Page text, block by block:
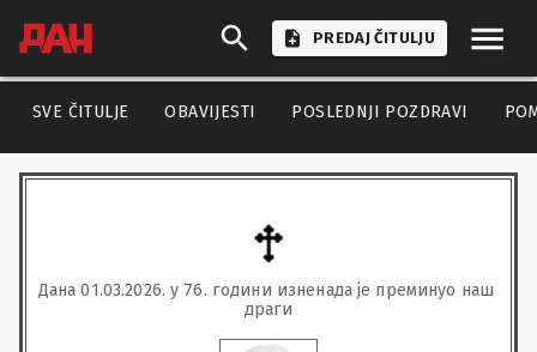
PREDAJ ČITULJU
SVE ČITULJE OBAVIJESTI POSLEDNJI POZDRAVI
Дана 01.03.2026. у 76. години изненада је преминуо наш
драги